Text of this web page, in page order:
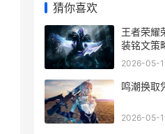
猜你喜欢
王者荣耀
装铭文策
2026-05-
鸣潮换取
2026-05-